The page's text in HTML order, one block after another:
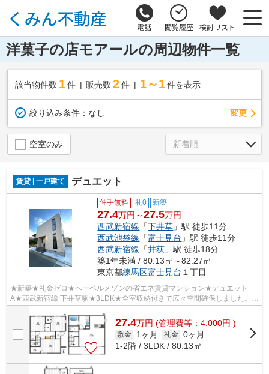
電話 閲覧履歴 検討リスト
洋菓子の店モアールの周辺物件一覧
該当物件数 1件 販売数 2 件 1～1 件を表示
絞り込み条件： なし 変更
空室のみ
賃貸 | 一戸建て デュエット
仲手無料 礼0 新築
27.4万円～27.5万円
西武新宿線 「下井草 」駅 徒歩11分
西武池袋線 「富士見台 」駅 徒歩11分
西武新宿線 「井荻 」駅 徒歩18分
築1年未満 / 80.13㎡～82.27㎡
東京都練馬区富士見台 １丁目
★新築★礼金ゼロ★へーベルメゾンの省エネ賃貸マンション★デュエット
A★西武新宿線 下井草駅★3LDK★全室収納付きで広々空間確保しました。空
室につきご見学可能！
27.4万円 (管理費等：4,000円 )
敷金 1ヶ月 礼金 0ヶ月
1-2階 / 3LDK / 80.13㎡